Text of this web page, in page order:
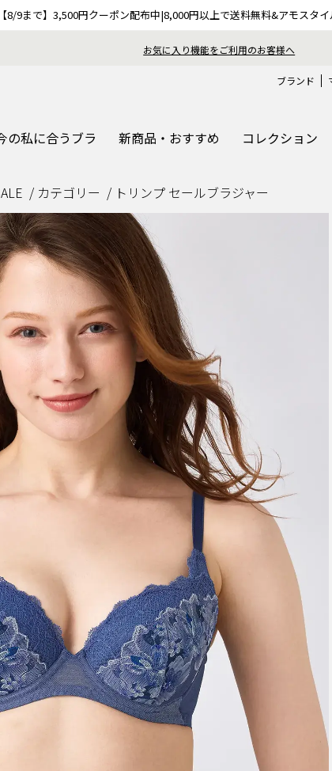
【8/9まで】3,500円クーポン配布中|8,000円以上で送料無料&アモスタ
おうちで簡単♪ブラサイズの測り方、選び方
ブランド
の私に合うブラ 新商品・おすすめ コレクション
カテゴリー
トリンプ セールブラジャー